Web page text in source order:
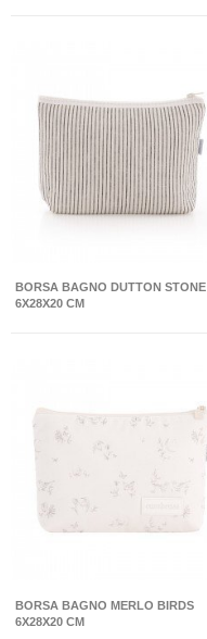
BORSA BAGNO DUTTON STONE
6X28X20 CM
BORSA BAGNO MERLO BIRDS
6X28X20 CM